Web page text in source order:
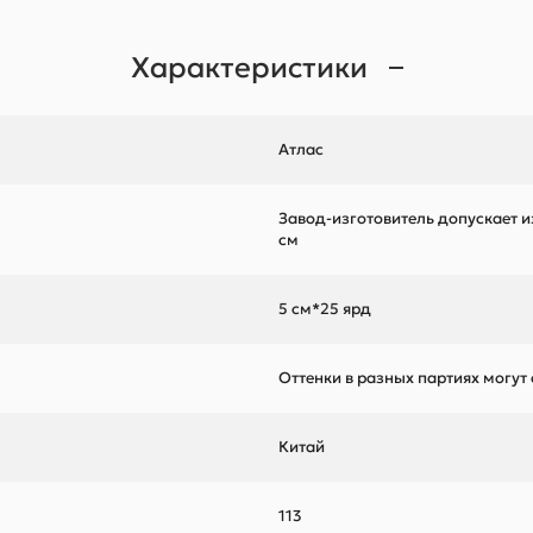
Характеристики
Атлас
Завод-изготовитель
см
5 см*25 ярд
Оттенки в разных партиях
Китай
113